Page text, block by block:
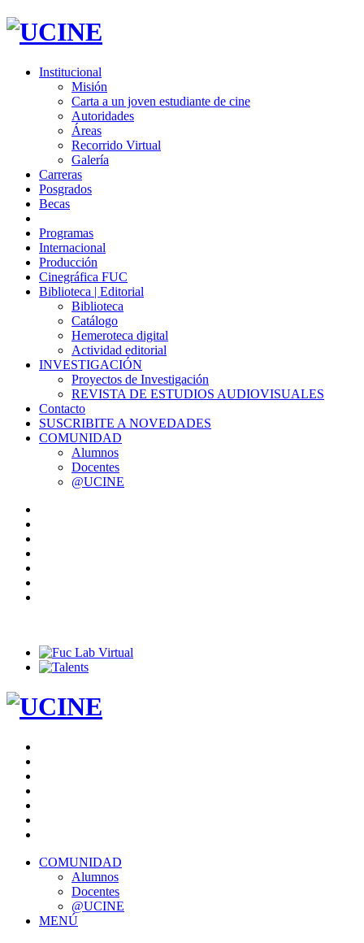
Institucional
Misión
Carta a un joven estudiante de cine
Autoridades
Áreas
Recorrido Virtual
Galería
Carreras
Posgrados
Becas
Programas
Internacional
Producción
Cinegráfica FUC
Biblioteca | Editorial
Biblioteca
Catálogo
Hemeroteca digital
Actividad editorial
INVESTIGACIÓN
Proyectos de Investigación
REVISTA DE ESTUDIOS AUDIOVISUALES
Contacto
SUSCRIBITE A NOVEDADES
COMUNIDAD
Alumnos
Docentes
@UCINE
COMUNIDAD
Alumnos
Docentes
@UCINE
MENÚ